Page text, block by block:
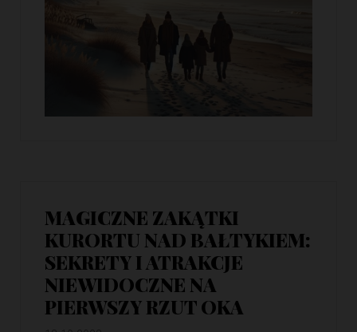
MAGICZNE ZAKĄTKI
KURORTU NAD BAŁTYKIEM:
SEKRETY I ATRAKCJE
NIEWIDOCZNE NA
PIERWSZY RZUT OKA